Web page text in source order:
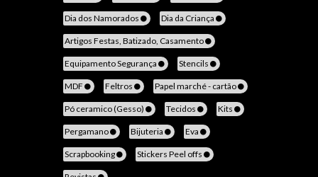
Dia dos Namorados Dia da Criança
Artigos Festas, Batizado, Casamento
Equipamento Segurança Stencils
MDF Feltros Papel marché - cartão
Pó ceramico (Gesso) Tecidos Kits
Pergamano Bijuteria Eva
Scrapbooking Stickers Peel offs